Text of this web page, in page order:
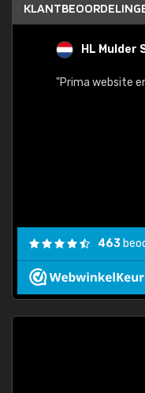
HL Mulder
"Prima website
463